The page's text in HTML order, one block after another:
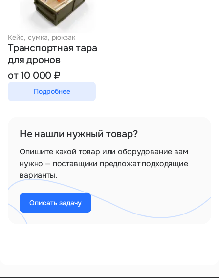
Кейс, сумка, рюкзак
Транспортная тара
для дронов
от 10 000 ₽
Подробнее
Не нашли нужный товар?
Опишите какой товар или оборудование вам
нужно — поставщики предложат подходящие
варианты.
Описать задачу